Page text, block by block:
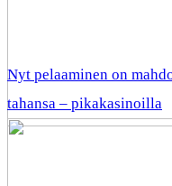
Nyt pelaaminen on
tahansa – pikakasinoilla